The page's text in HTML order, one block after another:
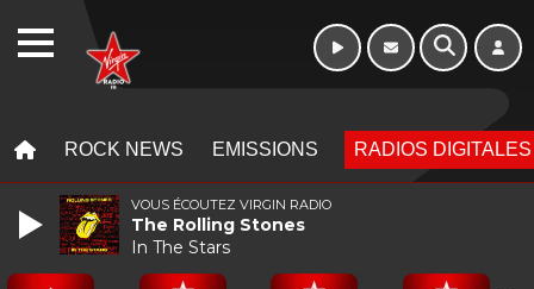
ROCK NEWS EMISSIONS RADIOS DIGITALES
VOUS ÉCOUTEZ VIRGIN RADIO
The Rolling Stones
In The Stars
WEBRADIO